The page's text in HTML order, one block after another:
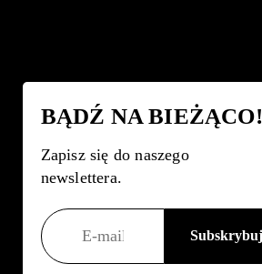
BĄDŹ NA BIEŻĄCO!
Zapisz się do naszego
newslettera.